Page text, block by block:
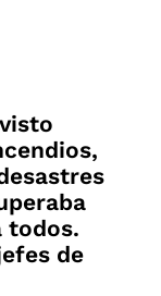
todos.
de